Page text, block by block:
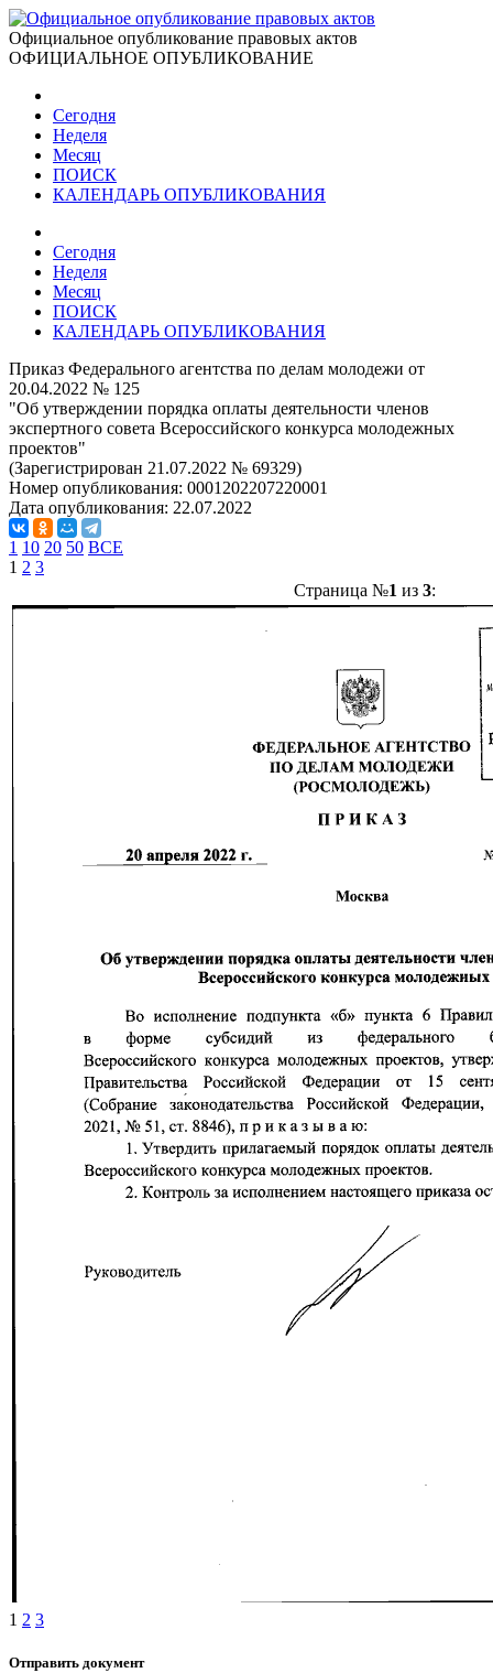
Официальное опубликование правовых актов
ОФИЦИАЛЬНОЕ ОПУБЛИКОВАНИЕ
Сегодня
Неделя
Месяц
ПОИСК
КАЛЕНДАРЬ ОПУБЛИКОВАНИЯ
Сегодня
Неделя
Месяц
ПОИСК
КАЛЕНДАРЬ ОПУБЛИКОВАНИЯ
Приказ Федерального агентства по делам молодежи от
20.04.2022 № 125
"Об утверждении порядка оплаты деятельности членов
экспертного совета Всероссийского конкурса молодежных
проектов"
(Зарегистрирован 21.07.2022 № 69329)
Номер опубликования: 0001202207220001
Дата опубликования: 22.07.2022
1 10 20 50 ВСЕ
1 2 3
Страница №1 из 3:
1 2 3
Отправить документ